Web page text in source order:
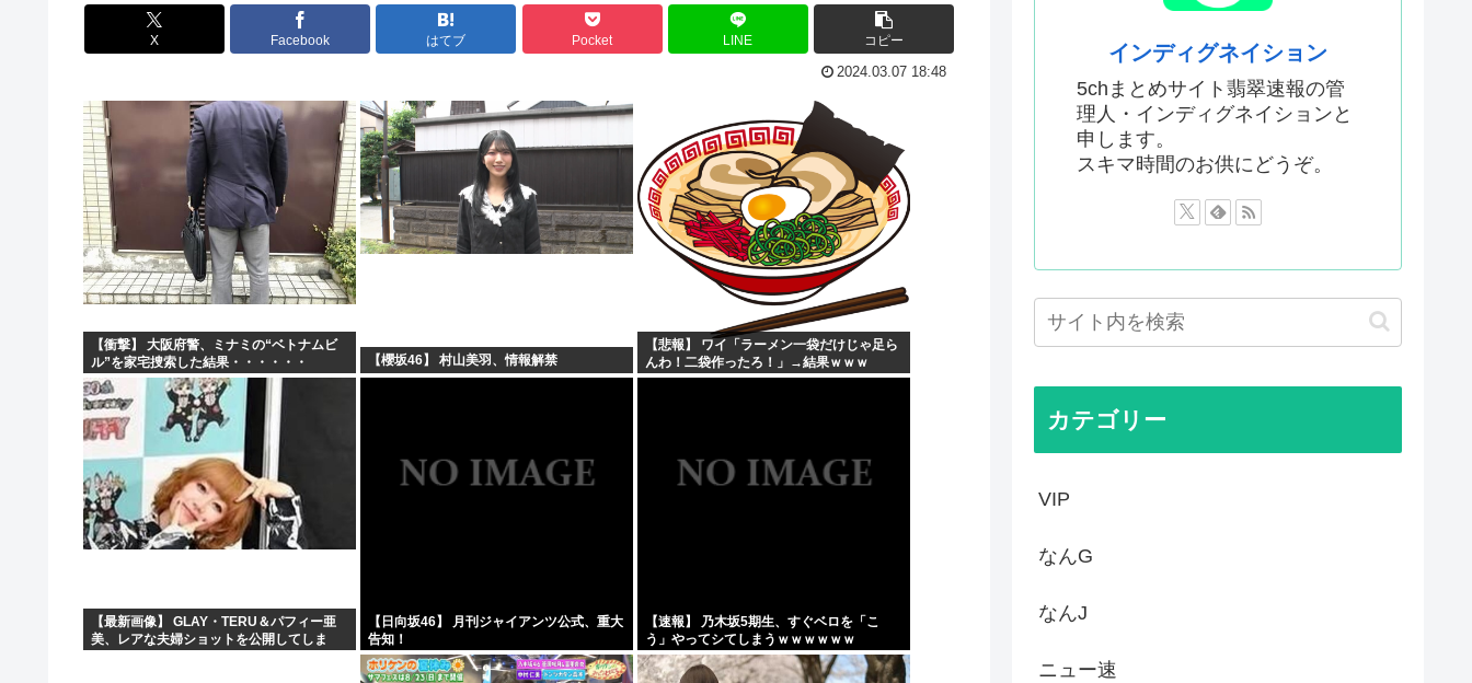
【画像】飛行機の隣の客に手コキされたイケメンwww
券売機でチンタラしてる鈍感日本人、ガチで増える。197c...
【画像】ディズニーのおいなり巻（600円）、流石にアレす...
小学生の時、廊下を走ったときの危険性と利点について統計を...
古いパソコンのUSBに挿すだけで復活&高速化するマジック...
中国、止められないEV製造 売れず在庫山積み「売れたこと...
危険物乙4さん合格率30%の難関試験になる
氷河期世代『ルッキズムが一番酷かったのは00年代、こうい...
女子中学生をカッターナイフで脅し性的暴行か 56歳男を逮...
高市早苗、また経歴にウソが判明
小泉進次郎「北朝鮮に厳重に抗議し、強く非難した」
今期アニメ、無職さよララ乙女怪獣ヤニねこ鉄ジャン天幕きみ...
日本さん食料自給率が過去最低に 25年度37% 主要先進...
韓国、日本の新しい防衛白書に対する当てつけで、日本の制止...
トランプ大統領、イランとの戦闘「近く終結するだろう」と表...
海外の反応：韓国サッカー協会、国際審判員らを性接待
「作り込んである高尚アニメ」なんかよりも「心の揺れ動く少...
トランプ「悪夢のオバマ政権！景気が悪いのはオバマのせい」
ひなこのーと作者、顔と一緒に乳首を晒すも抜けない
中国新聞「高市総理は非核三原則堅持をはっきり言わなかった...
韓国人「現在の日本の沖縄のスーパーは台風のおかげでこうな...
X Facebook はてブ Pocket LINE コピー
2024.03.07 18:48
【衝撃】 大阪府警、ミナミの“ベトナムビ
ル”を家宅捜索した結果・・・・・・
【櫻坂46】 村山美羽、情報解禁
【悲報】 ワイ「ラーメン一袋だけじゃ足ら
んわ！二袋作ったろ！」→結果ｗｗｗ
【最新画像】 GLAY・TERU＆パフィー亜
美、レアな夫婦ショットを公開してしま
【日向坂46】 月刊ジャイアンツ公式、重大
告知！
【速報】 乃木坂5期生、すぐベロを「こ
う」やってシてしまうｗｗｗｗｗｗ
インディグネイション
5chまとめサイト翡翠速報の管
理人・インディグネイションと
申します。
スキマ時間のお供にどうぞ。
カテゴリー
VIP
なんG
なんJ
ニュー速